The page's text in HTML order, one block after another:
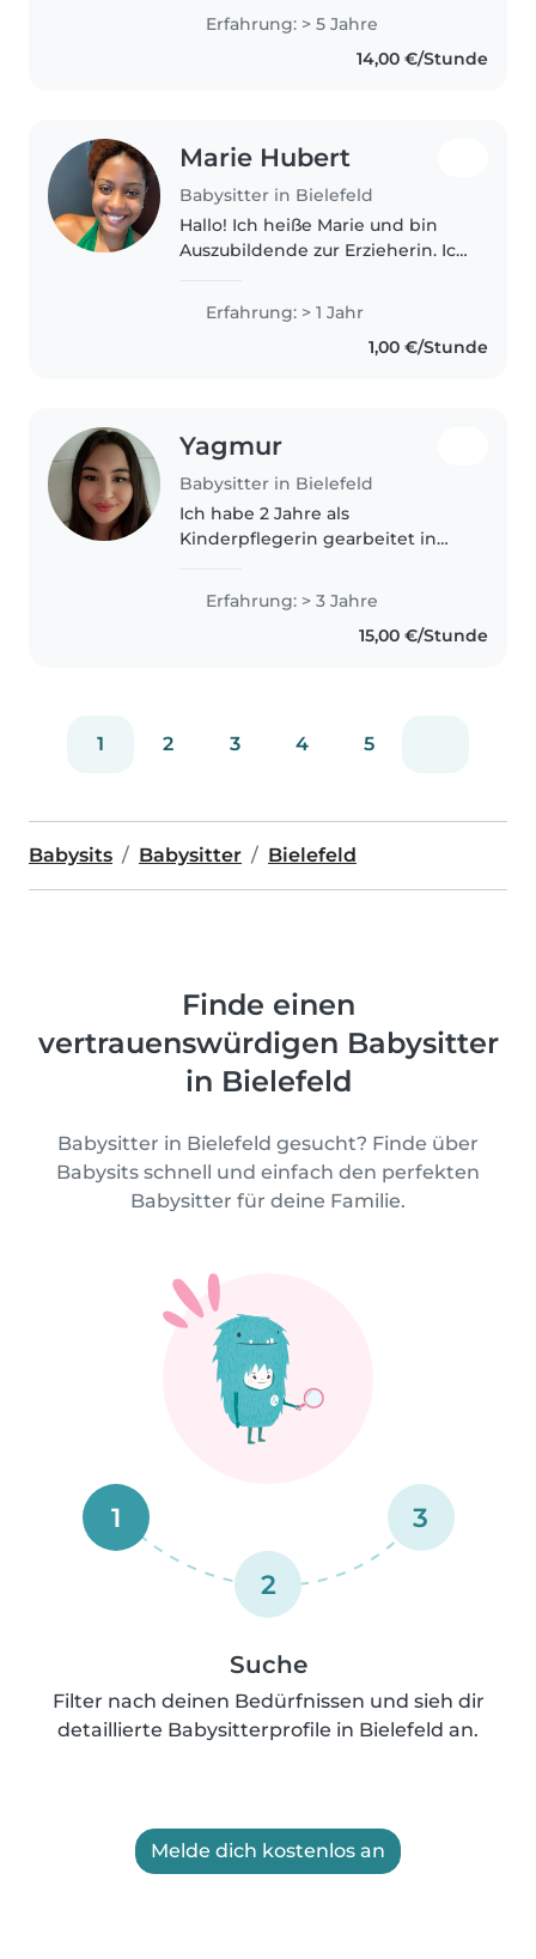
Bielefeld gezogen und derzeit
auf der Suche nach einer
Nebentätigkeit. Mit dem
Erfahrung: > 5 Jahre
14,00 €/Stunde
Marie Hubert
Babysitter in Bielefeld
Hallo! Ich heiße Marie und bin
Auszubildende zur Erzieherin. Ich
liebe die Arbeit mit Kindern. Ich
spiele, bastle, lese gerne vor und
sorge für eine sichere..
Erfahrung: > 1 Jahr
1,00 €/Stunde
Yagmur
Babysitter in Bielefeld
Ich habe 2 Jahre als
Kinderpflegerin gearbeitet in
arbeite der Zeit seit einem Jahr
als schulbegleiterin in einer
Förderschule für Schüler die
Erfahrung: > 3 Jahre
15,00 €/Stunde
1 2 3 4 5
Babysits Babysitter Bielefeld
Finde einen
vertrauenswürdigen Babysitter
in Bielefeld
Babysitter in Bielefeld gesucht? Finde über
Babysits schnell und einfach den perfekten
Babysitter für deine Familie.
1
2
3
Suche
Filter nach deinen Bedürfnissen und sieh dir
detaillierte Babysitterprofile in Bielefeld an.
Melde dich kostenlos an